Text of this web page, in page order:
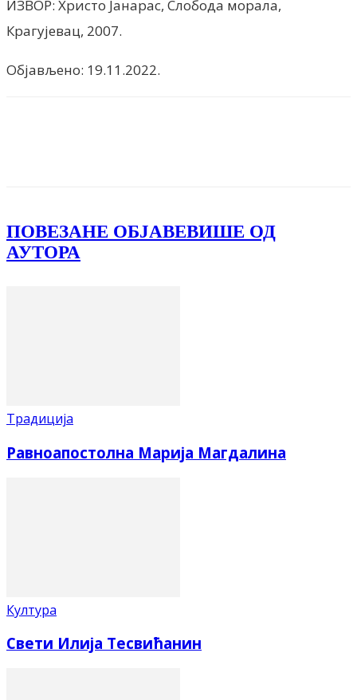
ИЗВОР: Христо Јанарас, Слобода морала,
Крагујевац, 2007.
Објављено: 19.11.2022.
ПОВЕЗАНЕ ОБЈАВЕВИШЕ ОД
АУТОРА
Традиција
Равноапостолна Марија Магдалина
Култура
Свети Илија Тесвићанин